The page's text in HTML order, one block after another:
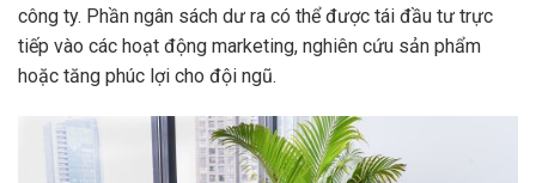
công ty. Phần ngân sách dư ra có thể được tái đầu tư trực
tiếp vào các hoạt động marketing, nghiên cứu sản phẩm
hoặc tăng phúc lợi cho đội ngũ.